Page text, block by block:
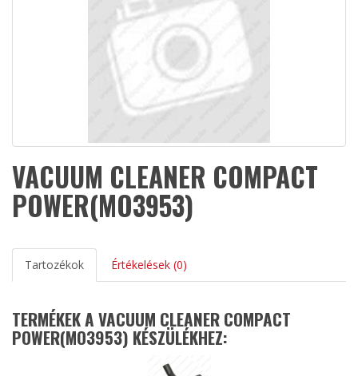
VACUUM CLEANER COMPACT
POWER(MO3953)
Tartozékok Értékelések (0)
TERMÉKEK A VACUUM CLEANER COMPACT
POWER(MO3953) KÉSZÜLÉKHEZ: